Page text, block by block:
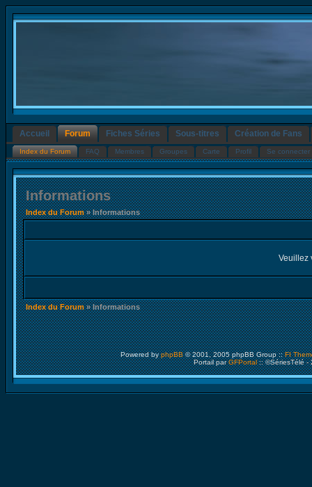
Accueil Forum Fiches Séries Sous-titres Création de Fans
Index du Forum FAQ Membres Groupes Carte Profil Se connecter
Informations
Index du Forum» Informations
Veuillez
Index du Forum» Informations
Powered byphpBB© 2001, 2005 phpBB Group ::FI
Portail parGFPortal:: ©SériesTélé -